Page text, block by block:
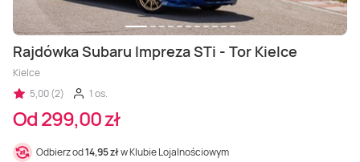
Rajdówka Subaru Impreza STi - Tor Kielce
Kielce
5,00 (2)
1 os.
Od 299,00 zł
Odbierz od14,95 złw Klubie Lojalnościowym